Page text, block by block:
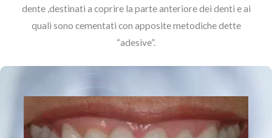
dente ,destinati a coprire la parte anteriore dei denti e ai
quali sono cementati con apposite metodiche dette
“adesive”.